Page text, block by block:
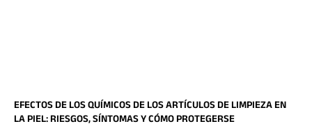
EFECTOS DE LOS QUÍMICOS DE LOS ARTÍCULOS DE LIMPIEZA EN
LA PIEL: RIESGOS, SÍNTOMAS Y CÓMO PROTEGERSE